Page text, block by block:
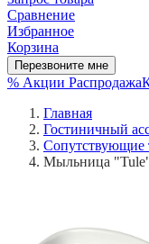
Сравнение
Избранное
Корзина
Перезвоните мне
% Акции Распродажа
Главная
Гостиничный
Сопутствующие
Мыльница